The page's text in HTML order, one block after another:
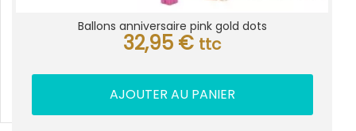
Ballons anniversaire pink gold dots
32,95 € ttc
AJOUTER AU PANIER